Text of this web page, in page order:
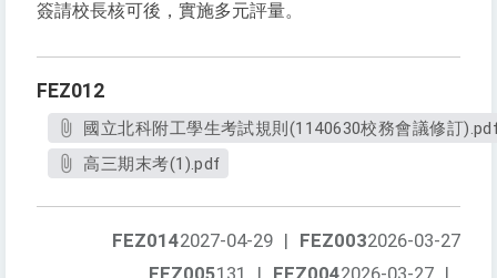
簽請校長核可後，實施多元評量。
FEZ012
國立北科附工學生考試規則(1140630校務會議修訂
高三期末考(1).pdf
FEZ0032026-03-27
FEZ0142027-04-29 |